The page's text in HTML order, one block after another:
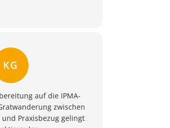
KG
auf die IPMA-
zwischen
Praxisbezug gelingt